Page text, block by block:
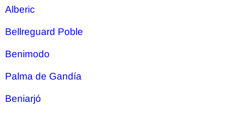
Alberic
Bellreguard Poble
Benimodo
Palma de Gandía
Beniarjó